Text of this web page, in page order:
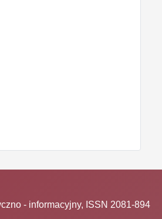
- informacyjny, ISSN 2081-894